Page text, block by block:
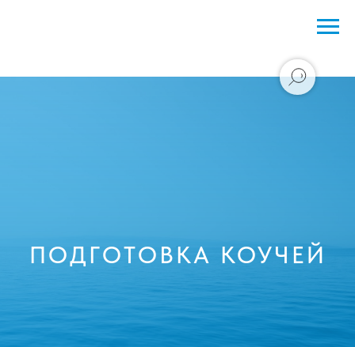
ПОДГОТОВКА КОУЧЕЙ